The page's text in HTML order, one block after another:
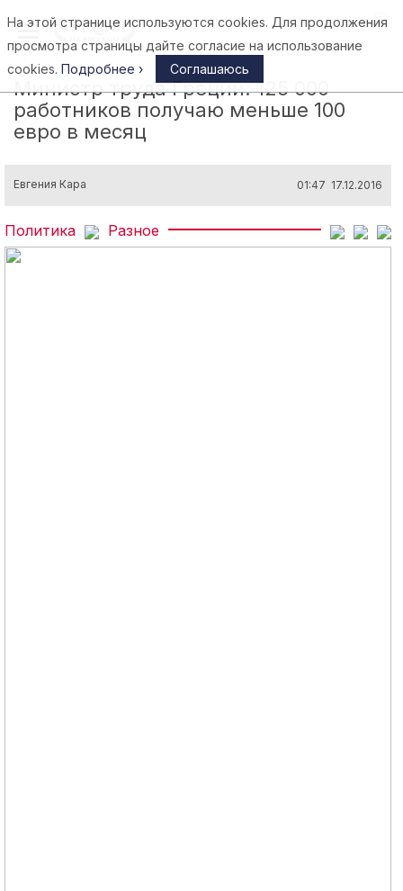
Афины
Министр труда Греции: 125 000
работников получаю меньше 100
евро в месяц
Евгения Кара 01:47 17.12.2016
Политика Разное
На этой странице используются cookies. Для продолжения
просмотра страницы дайте согласие на использование
cookies. Подробнее › Соглашаюсь